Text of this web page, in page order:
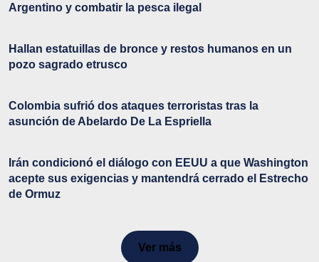
Argentino y combatir la pesca ilegal
Hallan estatuillas de bronce y restos humanos en un
pozo sagrado etrusco
Colombia sufrió dos ataques terroristas tras la
asunción de Abelardo De La Espriella
Irán condicionó el diálogo con EEUU a que Washington
acepte sus exigencias y mantendrá cerrado el Estrecho
de Ormuz
Ver más